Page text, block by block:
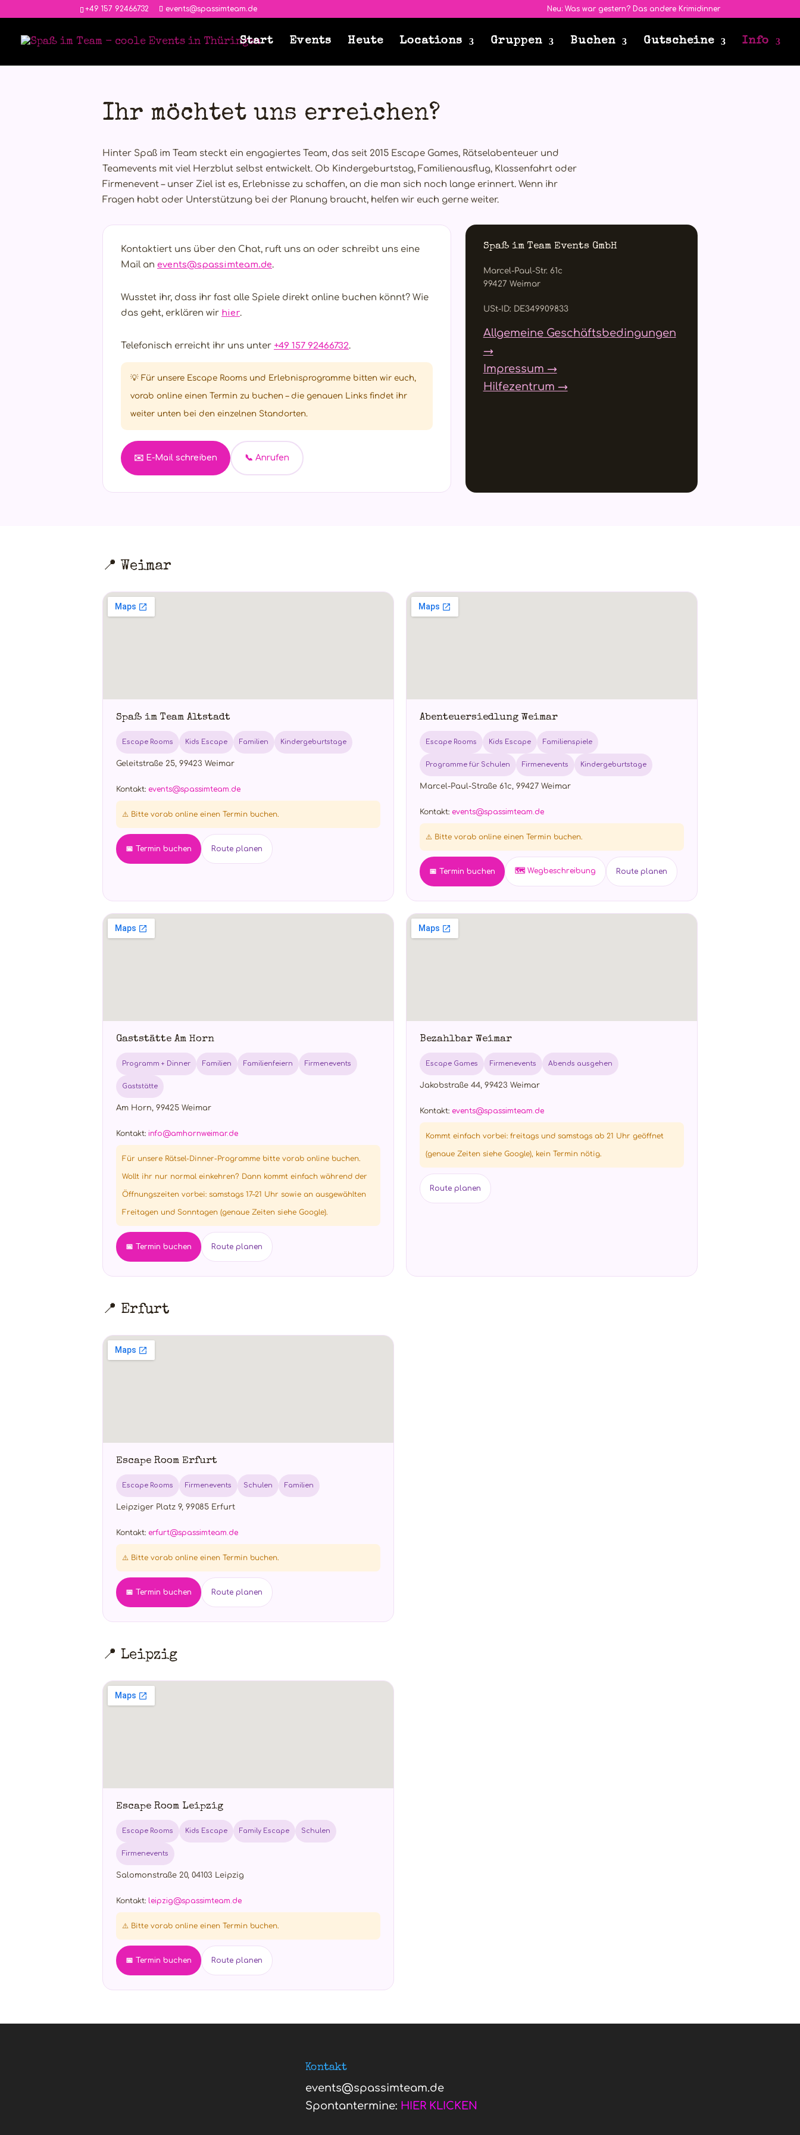
‭+49 157 92466732 events@spassimteam.de Neu: Was war gestern? Das andere Krimidinner
Start Events Heute Locations Gruppen Buchen Gutscheine Info
Ihr möchtet uns erreichen?
Hinter Spaß im Team steckt ein engagiertes Team, das seit 2015 Escape Games, Rätselabenteuer und
Teamevents mit viel Herzblut selbst entwickelt. Ob Kindergeburtstag, Familienausflug, Klassenfahrt oder
Firmenevent – unser Ziel ist es, Erlebnisse zu schaffen, an die man sich noch lange erinnert. Wenn ihr
Fragen habt oder Unterstützung bei der Planung braucht, helfen wir euch gerne weiter.
Kontaktiert uns über den Chat, ruft uns an oder schreibt uns eine
Mail an events@spassimteam.de.
Wusstet ihr, dass ihr fast alle Spiele direkt online buchen könnt? Wie
das geht, erklären wir hier.
Telefonisch erreicht ihr uns unter +49 157 92466732.
💡 Für unsere Escape Rooms und Erlebnisprogramme bitten wir euch,
vorab online einen Termin zu buchen – die genauen Links findet ihr
weiter unten bei den einzelnen Standorten.
✉️ E-Mail schreiben 📞 Anrufen
Spaß im Team Events GmbH
Marcel-Paul-Str. 61c
99427 Weimar
USt-ID: DE349909833
Allgemeine Geschäftsbedingungen
→
Impressum →
Hilfezentrum →
📍 Weimar
Spaß im Team Altstadt
Escape Rooms Kids Escape Familien Kindergeburtstage
Geleitstraße 25, 99423 Weimar
Kontakt: events@spassimteam.de
⚠️ Bitte vorab online einen Termin buchen.
📅 Termin buchen Route planen
Abenteuersiedlung Weimar
Escape Rooms Kids Escape Familienspiele
Programme für Schulen Firmenevents Kindergeburtstage
Marcel-Paul-Straße 61c, 99427 Weimar
Kontakt: events@spassimteam.de
⚠️ Bitte vorab online einen Termin buchen.
📅 Termin buchen 🗺️ Wegbeschreibung Route planen
Gaststätte Am Horn
Programm + Dinner Familien Familienfeiern Firmenevents
Gaststätte
Am Horn, 99425 Weimar
Kontakt: info@amhornweimar.de
Für unsere Rätsel-Dinner-Programme bitte vorab online buchen.
Wollt ihr nur normal einkehren? Dann kommt einfach während der
Öffnungszeiten vorbei: samstags 17–21 Uhr sowie an ausgewählten
Freitagen und Sonntagen (genaue Zeiten siehe Google).
📅 Termin buchen Route planen
Bezahlbar Weimar
Escape Games Firmenevents Abends ausgehen
Jakobstraße 44, 99423 Weimar
Kontakt: events@spassimteam.de
Kommt einfach vorbei: freitags und samstags ab 21 Uhr geöffnet
(genaue Zeiten siehe Google), kein Termin nötig.
Route planen
📍 Erfurt
Escape Room Erfurt
Escape Rooms Firmenevents Schulen Familien
Leipziger Platz 9, 99085 Erfurt
Kontakt: erfurt@spassimteam.de
⚠️ Bitte vorab online einen Termin buchen.
📅 Termin buchen Route planen
📍 Leipzig
Escape Room Leipzig
Escape Rooms Kids Escape Family Escape Schulen
Firmenevents
Salomonstraße 20, 04103 Leipzig
Kontakt: leipzig@spassimteam.de
⚠️ Bitte vorab online einen Termin buchen.
📅 Termin buchen Route planen
Kontakt
events@spassimteam.de
Spontantermine: HIER KLICKEN